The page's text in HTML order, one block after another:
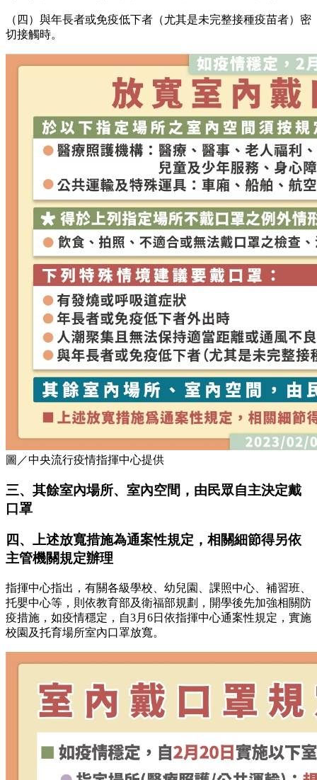
（四）與年長者或免疫低下者（尤其是未完整接種疫苗者）密
切接觸時。
圖／中央流行疫情指揮中心提供
三、其餘室內場所、室內空間，由民眾自主決定戴
口罩
四、上述放寬措施為通案性規定，相關細節得另依
主管機關規定辦理
指揮中心指出，有關各級學校、幼兒園、課照中心、補習班、
托嬰中心等，則依教育部及衛福部規劃，開學後先加強相關防
疫措施，如疫情穩定，自3月6日依指揮中心通案性規定，實施
校園及托育場所室內口罩放寬。